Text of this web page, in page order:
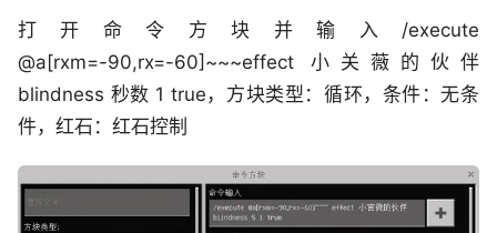
打开命令方块并输入/execute
@a[rxm=-90,rx=-60]~~~effect 小关薇的伙伴
blindness 秒数 1 true，方块类型：循环，条件：无条
件，红石：红石控制